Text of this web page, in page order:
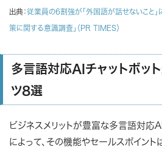
出典：従業員の6割強が「外国語が話せないこと」
策に関する意識調査」（PR TIMES）
多言語対応AIチャットボッ
ツ8選
ビジネスメリットが豊富な多言語対応AI
によって、その機能やセールスポイント